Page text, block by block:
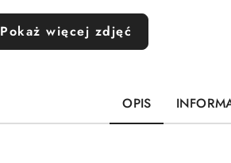
Pokaż więcej zdjęć
OPIS